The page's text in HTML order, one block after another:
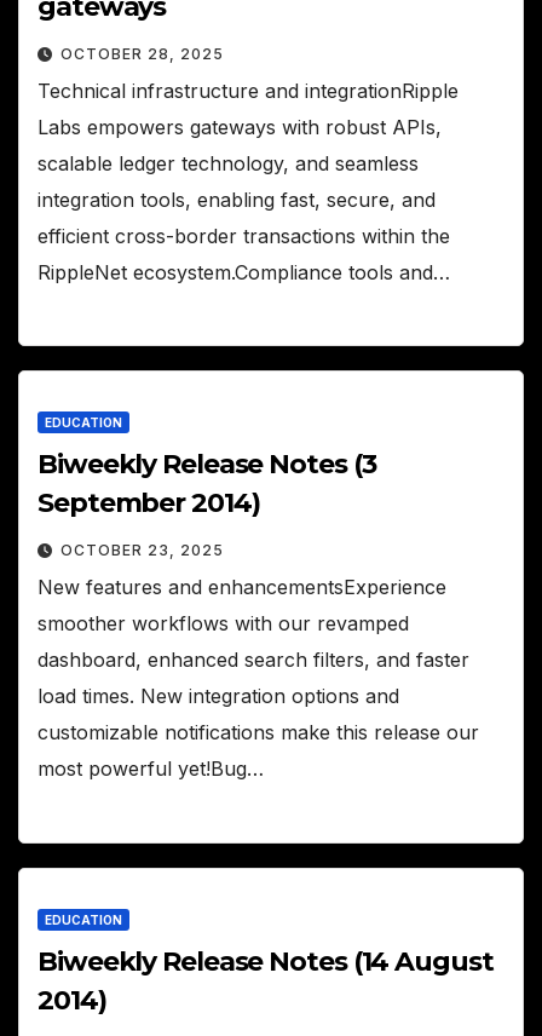
OCTOBER 28, 2025
Technical infrastructure and integrationRipple
Labs empowers gateways with robust APIs,
scalable ledger technology, and seamless
integration tools, enabling fast, secure, and
efficient cross-border transactions within the
RippleNet ecosystem.Compliance tools and…
EDUCATION
Biweekly Release Notes (3
September 2014)
OCTOBER 23, 2025
New features and enhancementsExperience
smoother workflows with our revamped
dashboard, enhanced search filters, and faster
load times. New integration options and
customizable notifications make this release our
most powerful yet!Bug…
EDUCATION
Biweekly Release Notes (14 August
2014)